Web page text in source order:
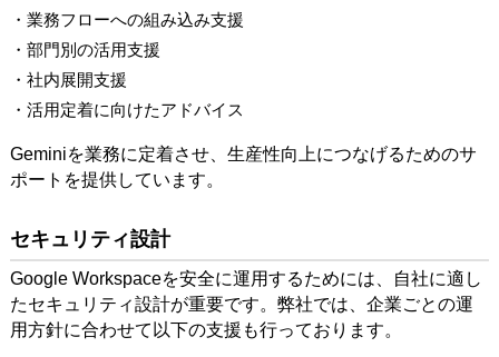
・業務フローへの組み込み支援
・部門別の活用支援
・社内展開支援
・活用定着に向けたアドバイス
Geminiを業務に定着させ、生産性向上につなげるためのサ
ポートを提供しています。
セキュリティ設計
Google Workspaceを安全に運用するためには、自社に適し
たセキュリティ設計が重要です。弊社では、企業ごとの運
用方針に合わせて以下の支援も行っております。